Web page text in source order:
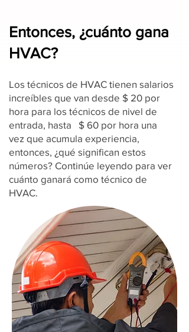
Entonces, ¿cuánto gana
HVAC?
Los técnicos de HVAC tienen salarios
increíbles que van desde $ 20 por
hora para los técnicos de nivel de
entrada, hasta $ 60 por hora una
vez que acumula experiencia,
entonces, ¿qué significan estos
números? Continúe leyendo para ver
cuánto ganará como técnico de
HVAC.